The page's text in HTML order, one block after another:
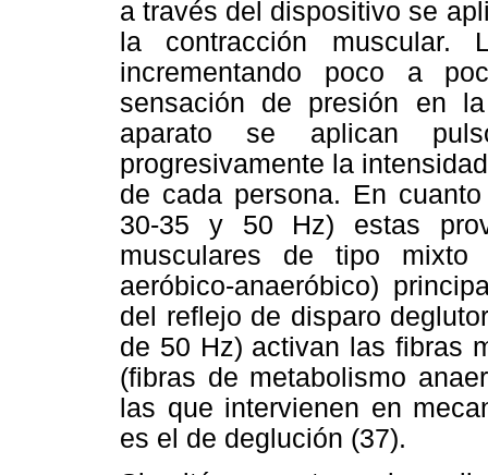
a través del dispositivo se
la contracción
incrementando poco a
sensación de presión en
aparato se aplican
progresivamente la
de cada persona. En
30-35 y 50 Hz) estas
musculares de tipo mixto
aeróbico-anaeróbico)
del reflejo de disparo
de 50 Hz) activan las fibras
(fibras de metabolismo
las que intervienen en
es el de deglución (37).